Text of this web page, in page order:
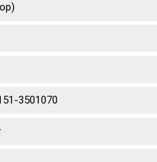
3501070